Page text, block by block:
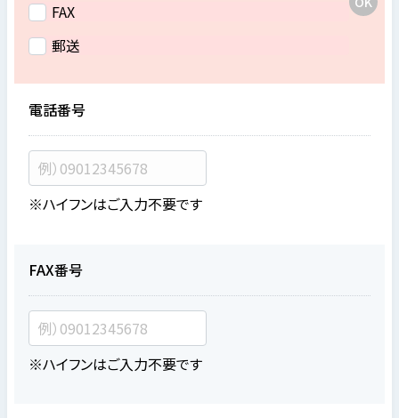
FAX
郵送
電話番号
※ハイフンはご入力不要です
FAX番号
※ハイフンはご入力不要です